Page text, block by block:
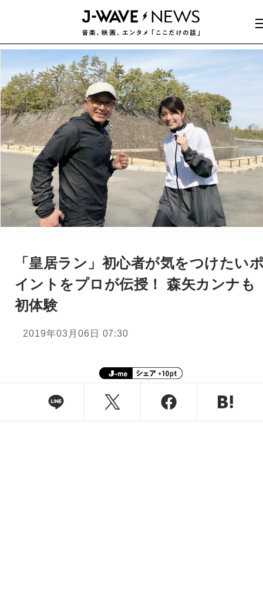
「皇居ラン」初心者が気をつけたい
イントをプロが伝授！ 森矢カンナも
初体験
2019年03月06日 07:30